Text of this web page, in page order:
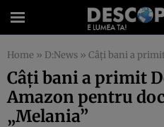
Home » D:News » Câți bani a primit Donald
Câți bani a primit
Amazon pentru
„Melania”